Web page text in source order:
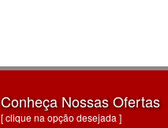
Conheça Nossas Ofertas
[ clique na opção desejada ]